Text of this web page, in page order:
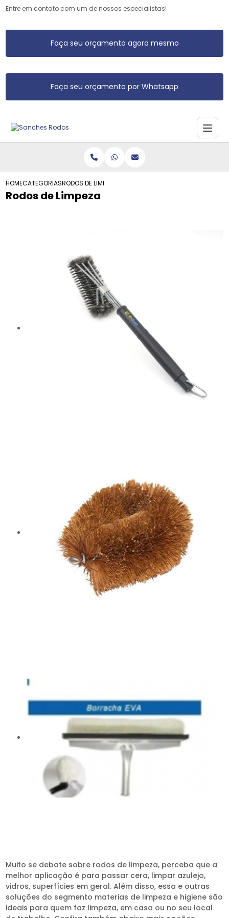
Entre em contato com um de nossos especialistas!
Faça seu orçamento agora mesmo
Faça seu orçamento por Whatsapp
HOMECATEGORIASRODOS DE LIMPEZA
Rodos de Limpeza
Muito se debate sobre rodos de limpeza, perceba que a
melhor aplicação é para passar cera, limpar azulejo,
vidros, superfícies em geral. Além disso, essa e outras
soluções do segmento materias de limpeza e higiene são
ideais para quem faz limpeza, em casa ou no seu local